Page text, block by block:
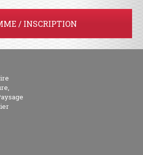
/ INSCRIPTION